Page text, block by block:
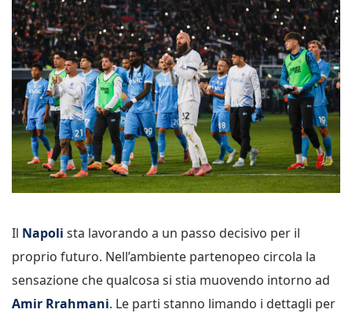
Il Napoli sta lavorando a un passo decisivo per il
proprio futuro. Nell’ambiente partenopeo circola la
sensazione che qualcosa si stia muovendo intorno ad
Amir Rrahmani. Le parti stanno limando i dettagli per